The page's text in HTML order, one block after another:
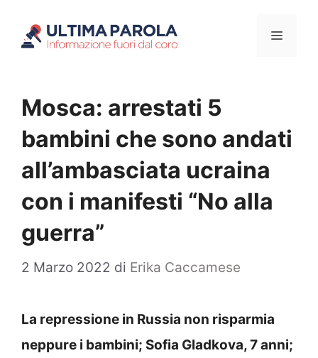
Menu
Mosca: arrestati 5
bambini che sono andati
all’ambasciata ucraina
con i manifesti “No alla
guerra”
2 Marzo 2022 di Erika Caccamese
La repressione in Russia non risparmia
neppure i bambini; Sofia Gladkova, 7 anni;